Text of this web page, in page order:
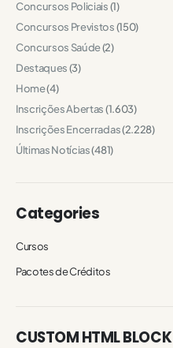
Concursos Policiais(1)
Concursos Previstos(150)
Concursos Saúde(2)
Destaques(3)
Home(4)
Inscrições Abertas(1.603)
Inscrições Encerradas(2.228)
Últimas Notícias(481)
Categories
Cursos
Pacotes de Créditos
CUSTOM HTML BLOCK